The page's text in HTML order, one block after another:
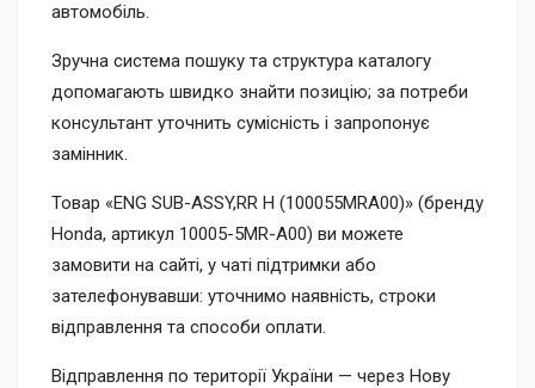
автомобіль.
Зручна система пошуку та структура каталогу
допомагають швидко знайти позицію; за потреби
консультант уточнить сумісність і запропонує
замінник.
Товар «ENG SUB-ASSY,RR H (100055MRA00)» (бренду
Honda, артикул 10005-5MR-A00) ви можете
замовити на сайті, у чаті підтримки або
зателефонувавши: уточнимо наявність, строки
відправлення та способи оплати.
Відправлення по території України — через Нову